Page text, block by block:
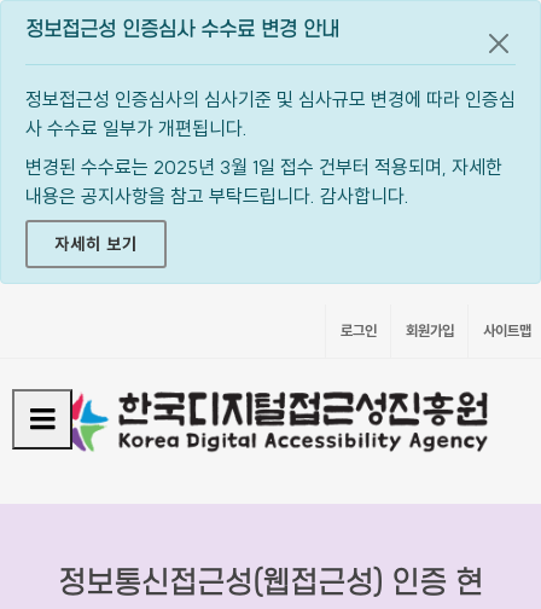
정보접근성 인증심사 수수료 변경 안내
정보접근성 인증심사의 심사기준 및 심사규모 변경에 따라 인증심
사 수수료 일부가 개편됩니다.
변경된 수수료는 2025년 3월 1일 접수 건부터 적용되며, 자세한
내용은 공지사항을 참고 부탁드립니다. 감사합니다.
자세히 보기
공지
로그인 회원가입 사이트맵
정보통신접근성(웹접근성) 인증 현